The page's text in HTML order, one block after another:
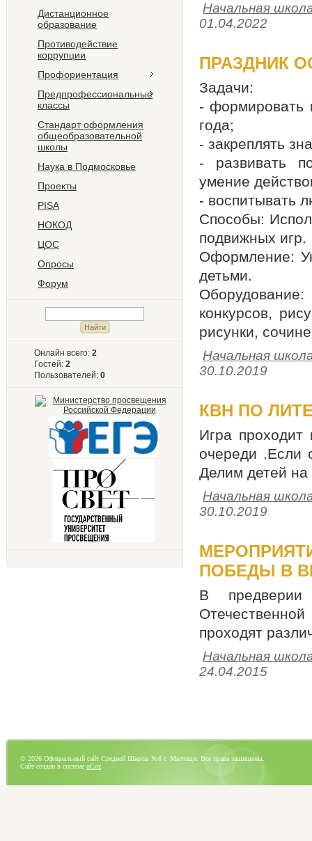
Дистанционное
образование
Противодействие
коррупции
Профориентация
Предпрофессиональные
классы
Стандарт оформления
общеобразовательной
школы
Наука в Подмосковье
Проекты
PISA
НОКОД
ЦОС
Опросы
Форум
Онлайн всего: 2
Гостей: 2
Пользователей: 0
Начальная
01.04.2022
ПРАЗДНИК
Задачи:
- формировать
года;
- закреплять
- развивать
умение
- воспитывать
Способы:
подвижных игр.
Оформление:
детьми.
конкурсов,
рисунки,
Начальная
30.10.2019
КВН ПО
Игра проходит
очереди .Если
Делим детей
Начальная
30.10.2019
ПОБЕДЫ В
В предверии
проходят
Начальная
24.04.2015
© 2026 Официальный сайт Средней Школы №6 г. Мытищи. Все права защищены.
Сайт создан в системе uCoz